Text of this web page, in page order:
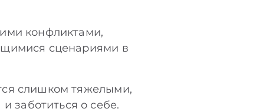
конфликтами,
сценариями в
слишком тяжелыми,
заботиться о себе.